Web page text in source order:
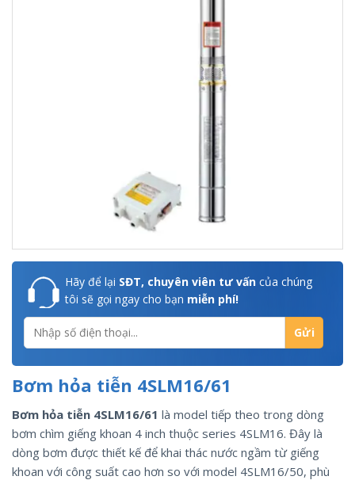
Hãy để lại SĐT, chuyên viên tư vấn của chúng
tôi sẽ gọi ngay cho bạn miễn phí!
Bơm hỏa tiễn 4SLM16/61
Bơm hỏa tiễn 4SLM16/61 là model tiếp theo trong dòng
bơm chìm giếng khoan 4 inch thuộc series 4SLM16. Đây là
dòng bơm được thiết kế để khai thác nước ngầm từ giếng
khoan với công suất cao hơn so với model 4SLM16/50, phù